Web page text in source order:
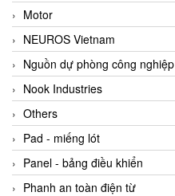
Beckhoff
Bedook
Bei Sensor
Beijer
Beinlich-pumps
Beka
BEKO
Belimo
Motor
NEUROS Vietnam
Nguồn dự phòng công nghiệp
Nook Industries
Others
Pad - miếng lót
Panel - bảng điều khiển
Phanh an toàn điện từ